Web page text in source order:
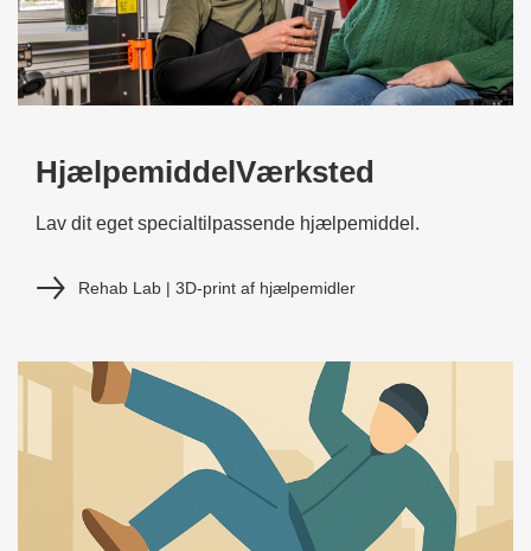
HjælpemiddelVærksted
Lav dit eget specialtilpassende hjælpemiddel.
Rehab Lab | 3D-print af hjælpemidler